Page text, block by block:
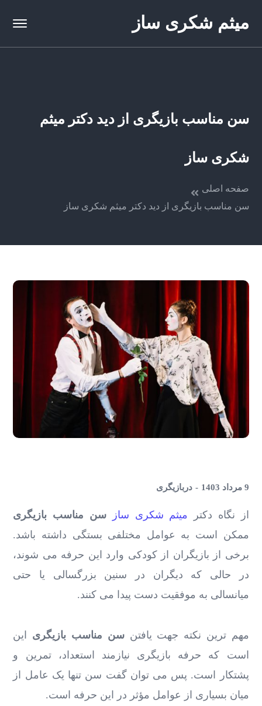
میثم شکری ساز
سن مناسب بازیگری از دید دکتر میثم
شکری ساز
صفحه اصلی
سن مناسب بازیگری از دید دکتر میثم شکری ساز
9 مرداد 1403 دربازیگری
از نگاه دکتر میثم شکری ساز
سن مناسب بازیگری
ممکن است به عوامل مختلفی بستگی داشته باشد.
برخی از بازیگران از کودکی وارد این حرفه می‌ شوند،
در حالی که دیگران در سنین بزرگسالی یا حتی
میانسالی به موفقیت دست پیدا می ‌کنند.
مهم ‌ترین نکته جهت یافتنسن مناسب بازیگری این
است که حرفه بازیگری نیازمند استعداد، تمرین و
پشتکار است. پس می توان گفت سن تنها یک عامل از
میان بسیاری از عوامل مؤثر در این حرفه است.